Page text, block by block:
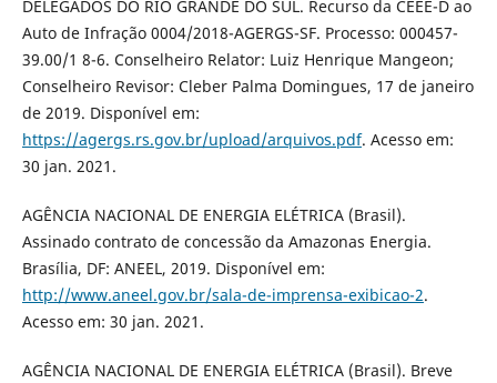
DELEGADOS DO RIO GRANDE DO SUL. Recurso da CEEE-D ao
Auto de Infração 0004/2018-AGERGS-SF. Processo: 000457-
39.00/1 8-6. Conselheiro Relator: Luiz Henrique Mangeon;
Conselheiro Revisor: Cleber Palma Domingues, 17 de janeiro
de 2019. Disponível em:
https://agergs.rs.gov.br/upload/arquivos.pdf. Acesso em:
30 jan. 2021.
AGÊNCIA NACIONAL DE ENERGIA ELÉTRICA (Brasil).
Assinado contrato de concessão da Amazonas Energia.
Brasília, DF: ANEEL, 2019. Disponível em:
http://www.aneel.gov.br/sala-de-imprensa-exibicao-2.
Acesso em: 30 jan. 2021.
AGÊNCIA NACIONAL DE ENERGIA ELÉTRICA (Brasil). Breve